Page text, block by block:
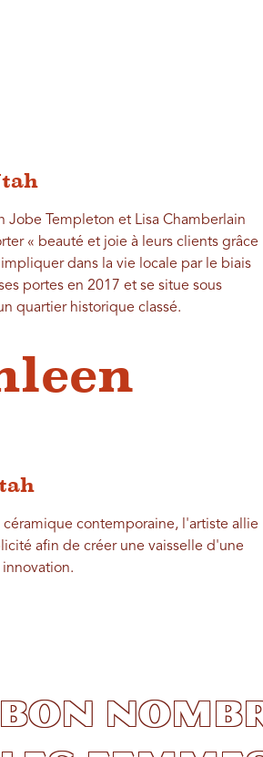
Jobe Templeton et Lisa Chamberlain
« beauté et joie à leurs clients grâce
dans la vie locale par le biais
portes en 2017 et se situe sous
quartier historique classé.
céramique contemporaine, l'artiste allie
afin de créer une vaisselle d'une